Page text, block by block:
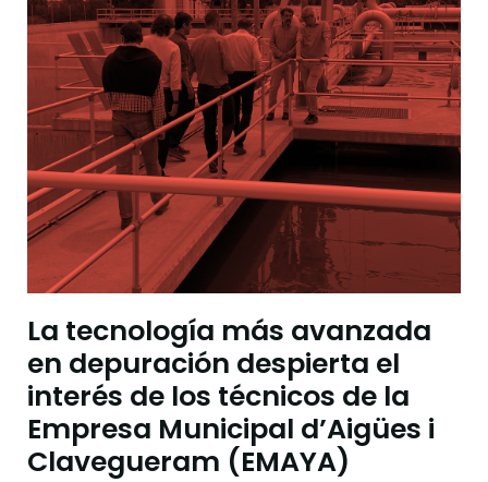
La tecnología más avanzada
en depuración despierta el
interés de los técnicos de la
Empresa Municipal d’Aigües i
Clavegueram (EMAYA)